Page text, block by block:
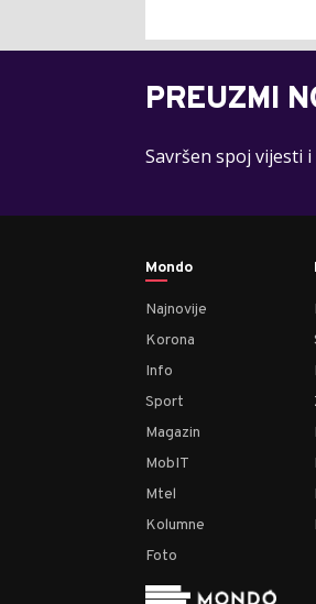
PREUZMI
Savršen spoj vijesti i
Mondo
Najnovije
Korona
Info
Sport
Magazin
MobIT
Mtel
Kolumne
Foto